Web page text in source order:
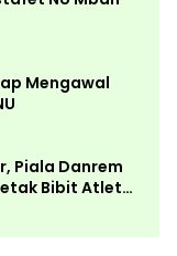
Mengawal
Piala Danrem
Bibit Atlet